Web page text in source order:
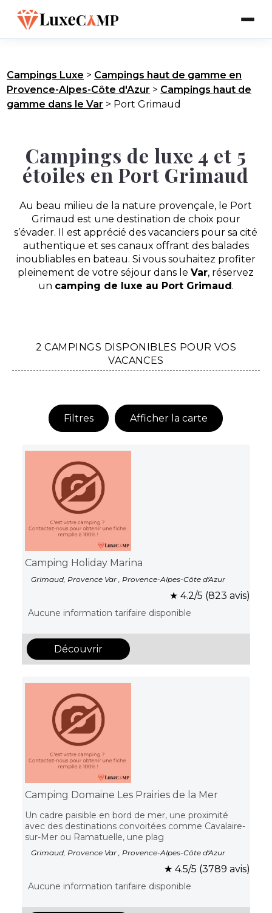
Campings Luxe > Campings haut de gamme en
Provence-Alpes-Côte d'Azur > Campings haut de
gamme dans le Var > Port Grimaud
Campings de luxe 4 et 5
étoiles en Port Grimaud
Au beau milieu de la nature provençale, le Port
Grimaud est une destination de choix pour
s’évader. Il est apprécié des vacanciers pour sa cité
authentique et ses canaux offrant des balades
inoubliables en bateau. Si vous souhaitez profiter
pleinement de votre séjour dans leVar, réservez
un camping de luxe au Port Grimaud.
2 CAMPINGS DISPONIBLES POUR VOS
VACANCES
Filtres Afficher la carte
Camping Holiday Marina
Grimaud, Provence Var , Provence-Alpes-Côte d'Azur
★ 4.2/5 (823 avis)
Aucune information tarifaire disponible
Découvrir
Camping Domaine Les Prairies de la Mer
Un cadre paisible en bord de mer, une proximité
avec des destinations convoitées comme Cavalaire-
sur-Mer ou Ramatuelle, une plag
Grimaud, Provence Var , Provence-Alpes-Côte d'Azur
★ 4.5/5 (3789 avis)
Aucune information tarifaire disponible